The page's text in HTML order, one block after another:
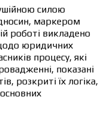
силою
маркером
роботі викладено
юридичних
процесу, які
показані
розкриті їх логіка,